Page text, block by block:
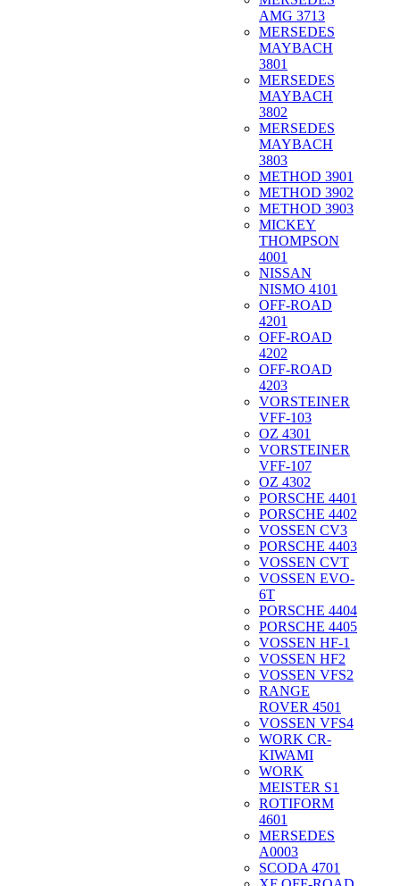
AMG 3713
MERSEDES
MAYBACH
3801
MERSEDES
MAYBACH
3802
MERSEDES
MAYBACH
3803
METHOD 3901
METHOD 3902
METHOD 3903
MICKEY
THOMPSON
4001
NISSAN
NISMO 4101
OFF-ROAD
4201
OFF-ROAD
4202
OFF-ROAD
4203
VORSTEINER
VFF-103
OZ 4301
VORSTEINER
VFF-107
OZ 4302
PORSCHE 4401
PORSCHE 4402
VOSSEN CV3
PORSCHE 4403
VOSSEN CVT
VOSSEN EVO-
6T
PORSCHE 4404
PORSCHE 4405
VOSSEN HF-1
VOSSEN HF2
VOSSEN VFS2
RANGE
ROVER 4501
VOSSEN VFS4
WORK CR-
KIWAMI
WORK
MEISTER S1
ROTIFORM
4601
MERSEDES
A0003
SCODA 4701